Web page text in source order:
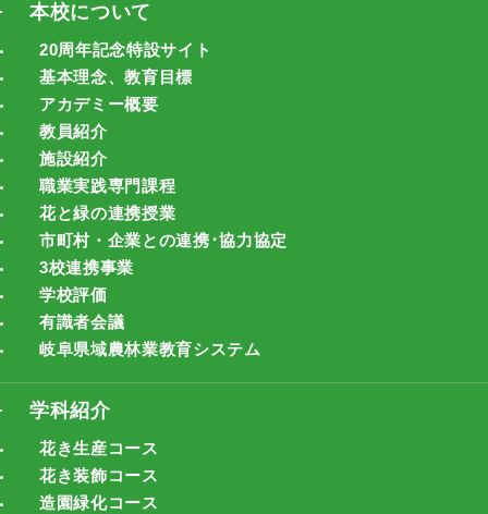
本校について
20周年記念特設サイト
基本理念、教育目標
アカデミー概要
教員紹介
施設紹介
職業実践専門課程
花と緑の連携授業
市町村・企業との連携･協力協定
3校連携事業
学校評価
有識者会議
岐阜県域農林業教育システム
学科紹介
花き生産コース
花き装飾コース
造園緑化コース